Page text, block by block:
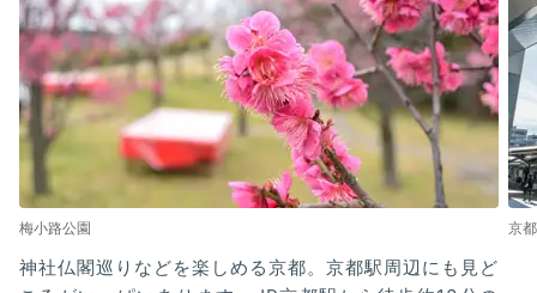
梅小路公園 京
神社仏閣巡りなどを楽しめる京都。京都駅周辺にも見ど